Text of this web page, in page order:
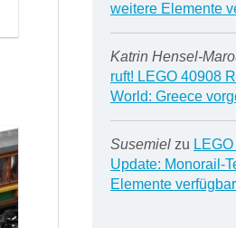
weitere Elemente
Katrin Hensel-
ruft! LEGO 40908
World: Greece
Susemielzu
Update: Monorail-
Elemente